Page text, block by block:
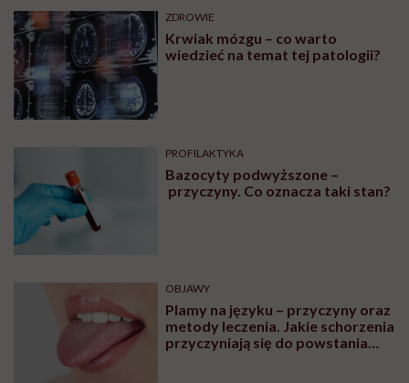
ZDROWIE
Krwiak mózgu – co warto
wiedzieć na temat tej patologii?
PROFILAKTYKA
Bazocyty podwyższone –
przyczyny. Co oznacza taki stan?
OBJAWY
Plamy na języku – przyczyny oraz
metody leczenia. Jakie schorzenia
przyczyniają się do powstania